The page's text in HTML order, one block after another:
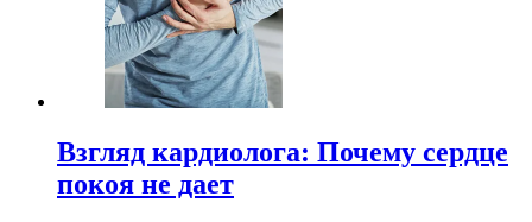
Взгляд кардиолога: Почему сердце
покоя не дает